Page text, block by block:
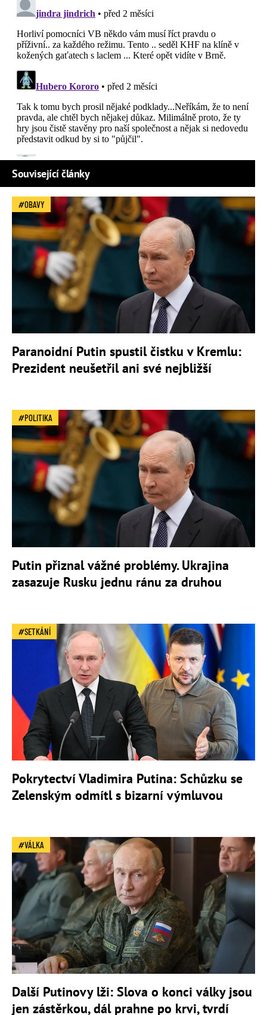
Související články
OBAVY
Paranoidní Putin spustil čistku v Kremlu:
Prezident neušetřil ani své nejbližší
POLITIKA
Putin přiznal vážné problémy. Ukrajina
zasazuje Rusku jednu ránu za druhou
SETKÁNÍ
Pokrytectví Vladimira Putina: Schůzku se
Zelenským odmítl s bizarní výmluvou
VÁLKA
Další Putinovy lži: Slova o konci války jsou
jen zástěrkou, dál prahne po krvi, tvrdí